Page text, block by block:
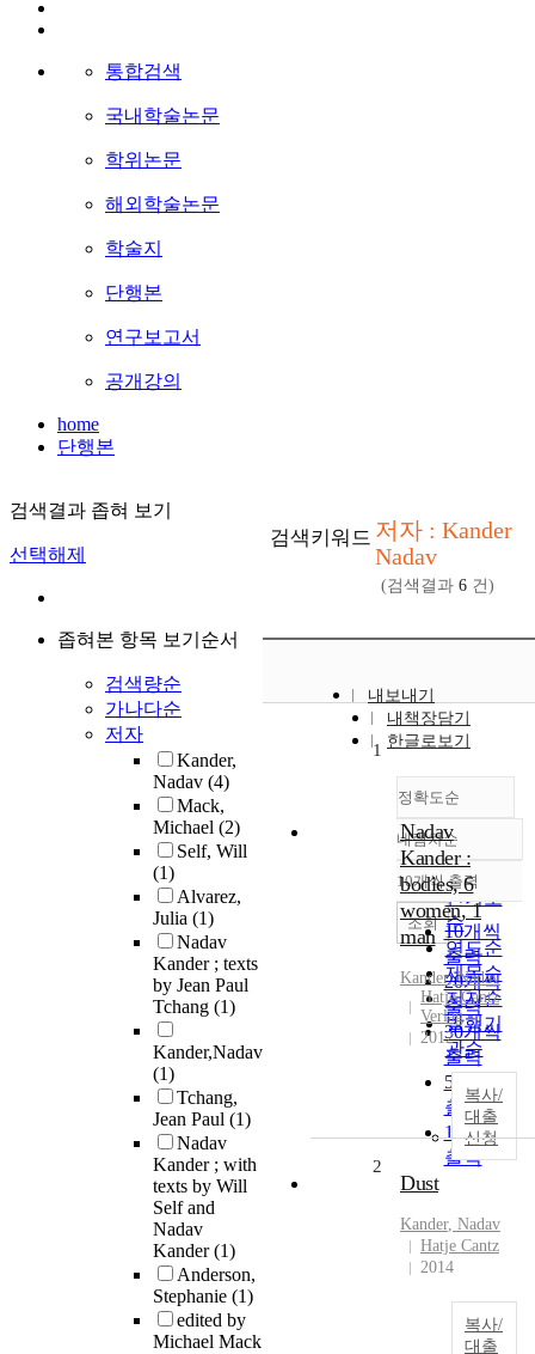
통합검색
국내학술논문
학위논문
해외학술논문
학술지
단행본
연구보고서
공개강의
home
단행본
검색결과 좁혀 보기
선택해제
좁혀본 항목 보기순서
검색량순
가나다순
저자
Kander,
Nadav (4)
Mack,
Michael (2)
Self, Will
(1)
Alvarez,
Julia (1)
Nadav
Kander ; texts
by Jean Paul
Tchang (1)
Kander,Nadav
(1)
Tchang,
Jean Paul (1)
Nadav
Kander ; with
texts by Will
Self and
Nadav
Kander(1)
Anderson,
Stephanie (1)
edited by
Michael Mack
검색키워드 저자 : Kander
Nadav
(검색결과 6 건)
내보내기
내책장담기
한글로보기
정확도순
정확도
순
인기도
순
연도순
제목순
저자순
발행기
관순
내림차순
내림차순
10개씩 출력
10개씩
출력
20개씩
출력
30개씩
출력
50개씩
출력
100개씩
출력
조회
1
Nadav
Kander :
bodies, 6
women, 1
man
Kander,Nadav
Hatje Cantz
Verlag
2012
복사/
대출
신청
2
Dust
Kander, Nadav
Hatje Cantz
2014
복사/
대출